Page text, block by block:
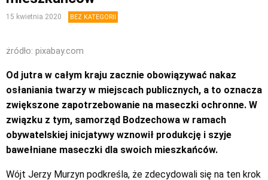
15 kwietnia 2020 BEZ KATEGORII
żródło: pixabay.com
Od jutra w całym kraju zacznie obowiązywać nakaz
osłaniania twarzy w miejscach publicznych, a to oznacza
zwiększone zapotrzebowanie na maseczki ochronne. W
związku z tym, samorząd Bodzechowa w ramach
obywatelskiej inicjatywy wznowił produkcję i szyje
bawełniane maseczki dla swoich mieszkańców.
Wójt Jerzy Murzyn podkreśla, że zdecydowali się na ten krok